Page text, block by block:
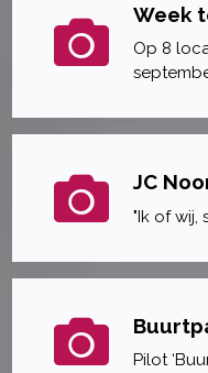
Week
Op 8
JC
"Ik of wij,
Pilot